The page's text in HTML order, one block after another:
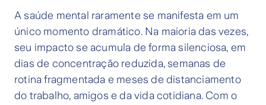
A saúde mental raramente se manifesta em um
único momento dramático. Na maioria das vezes,
seu impacto se acumula de forma silenciosa, em
dias de concentração reduzida, semanas de
rotina fragmentada e meses de distanciamento
do trabalho, amigos e da vida cotidiana. Com o